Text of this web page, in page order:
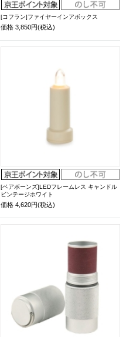
[コフラン]ファイヤーインアボックス
価格 3,850円(税込)
[ベアボーンズ]LEDフレームレス キャンドル
ビンテージホワイト
価格 4,620円(税込)